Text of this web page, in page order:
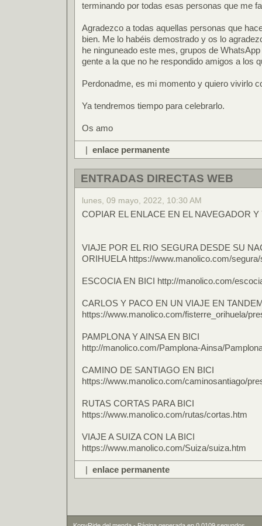
terminando por todas esas personas que me
Agradezco a todas aquellas personas que
bien. Me lo habéis demostrado y os lo
he ninguneado este mes, grupos de
gente a la que no he respondido amigos a los
Perdonadme, es mi momento y quiero vivirlo
Ya tendremos tiempo para celebrarlo.
Os amo
| enlace permanente
ENTRADAS DIRECTAS WEB
lunes, 09 mayo, 2022, 10:30 AM
COPIAR EL ENLACE EN EL NAVEGADOR Y
VIAJE POR EL RIO SEGURA DESDE SU
ORIHUELA https://www.manolico.com/
ESCOCIA EN BICI http://manolico.com/
CARLOS Y PACO EN UN VIAJE EN
https://www.manolico.com/fisterre_orihuela/
PAMPLONA Y AINSA EN BICI
http://manolico.com/Pamplona-Ainsa/
CAMINO DE SANTIAGO EN BICI
https://www.manolico.com/caminosantiago/
RUTAS CORTAS PARA BICI
https://www.manolico.com/rutas/cortas.htm
VIAJE A SUIZA CON LA BICI
https://www.manolico.com/Suiza/suiza.htm
| enlace permanente